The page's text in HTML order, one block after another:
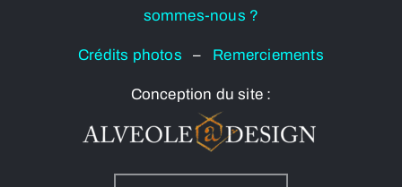
sommes-nous ?
Crédits photos– Remerciements
Conception du site :